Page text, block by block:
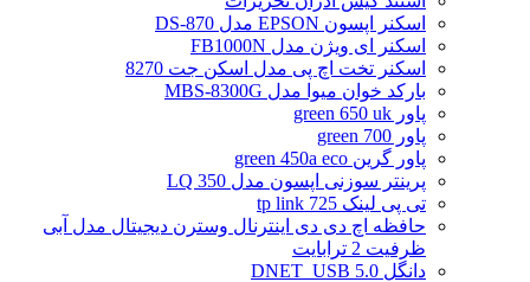
اسکنر اپسون EPSON مدل DS-870
اسکنر ای ویژن مدل FB1000N
اسکنر تخت اچ پی مدل اسکن جت 8270
بارکد خوان میوا مدل MBS-8300G
پاور green 650 uk
پاور green 700
پاور گرین green 450a eco
پرینتر سوزنی اپسون مدل LQ 350
تی پی لینک tp link 725
حافظه اچ دی دی اینترنال وسترن دیجیتال مدل آبی
ظرفیت 2 ترابایت
دانگل DNET_USB 5.0